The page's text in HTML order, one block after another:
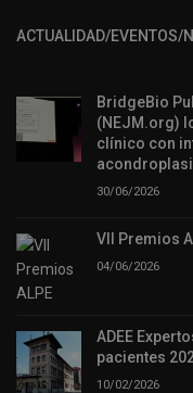
ACTUALIDAD/EVENTOS/
BridgeBio
(NEJM.org)
clínico con
30/06/2026
VII Premios
04/06/2026
ADEE
pacientes
10/02/2026